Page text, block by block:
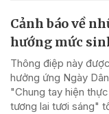
Cảnh báo về
hướng mức
Thông điệp này
hưởng ứng Ngày
"Chung tay hiện
tương lai tươi sáng"